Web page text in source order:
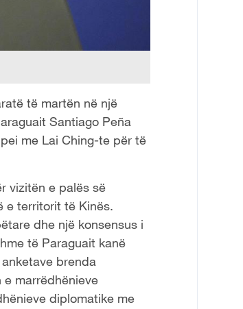
të martën në një
Santiago Peña
me Lai Ching-te për të
vizitën e palës së
e territorit të Kinës.
dhe një konsensus i
të Paraguait kanë
brenda
marrëdhënieve
diplomatike me